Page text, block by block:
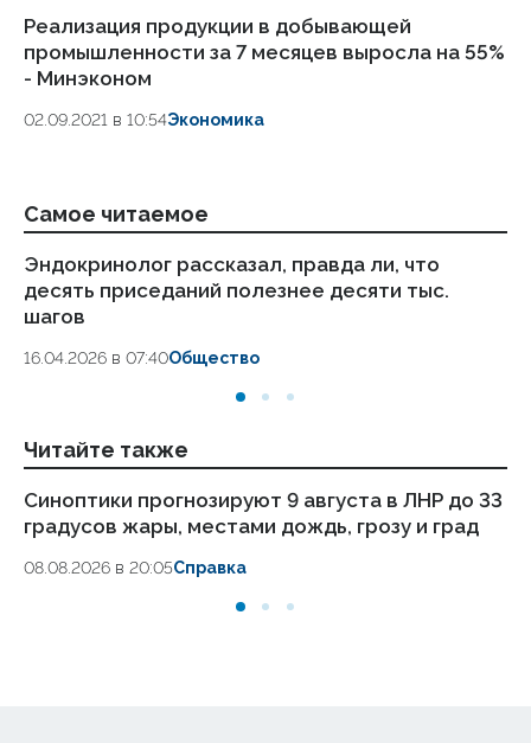
Реализация продукции в добывающей
промышленности за 7 месяцев выросла на 55%
- Минэконом
02.09.2021 в 10:54Экономика
Самое читаемое
Эндокринолог рассказал, правда ли, что
десять приседаний полезнее десяти тыс.
шагов
16.04.2026 в 07:40Общество
Читайте также
Синоптики прогнозируют 9 августа в ЛНР до 33
градусов жары, местами дождь, грозу и град
08.08.2026 в 20:05Справка